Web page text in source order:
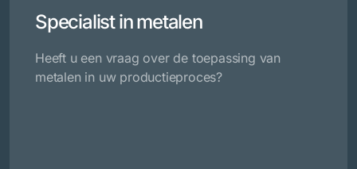
Specialist in metalen
Heeft u een vraag over de toepassing van
metalen in uw productieproces?